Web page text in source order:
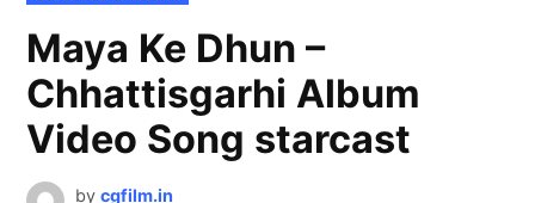
IN
Maya Ke Dhun –
Chhattisgarhi Album
Video Song starcast
by cgfilm.in